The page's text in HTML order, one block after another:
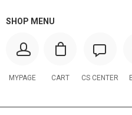
SHOP MENU
MYPAGE CART CS CENTER